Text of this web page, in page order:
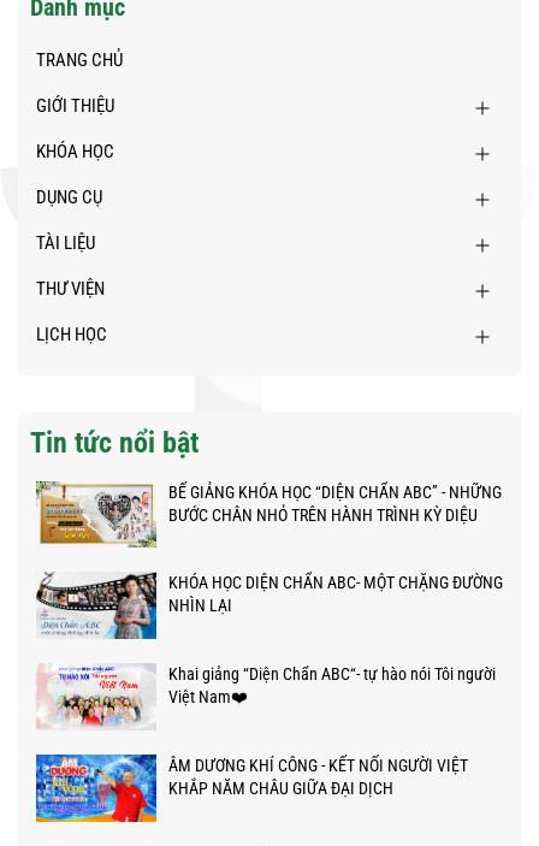
Danh mục
TRANG CHỦ
GIỚI THIỆU
KHÓA HỌC
DỤNG CỤ
TÀI LIỆU
THƯ VIỆN
LỊCH HỌC
Tin tức nổi bật
BẾ GIẢNG KHÓA HỌC “DIỆN CHẨN ABC” - NHỮNG
BƯỚC CHÂN NHỎ TRÊN HÀNH TRÌNH KỲ DIỆU
KHÓA HỌC DIỆN CHẨN ABC- MỘT CHẶNG ĐƯỜNG
NHÌN LẠI
Khai giảng “Diện Chẩn ABC“- tự hào nói Tôi người
Việt Nam❤️
ÂM DƯƠNG KHÍ CÔNG - KẾT NỐI NGƯỜI VIỆT
KHẮP NĂM CHÂU GIỮA ĐẠI DỊCH